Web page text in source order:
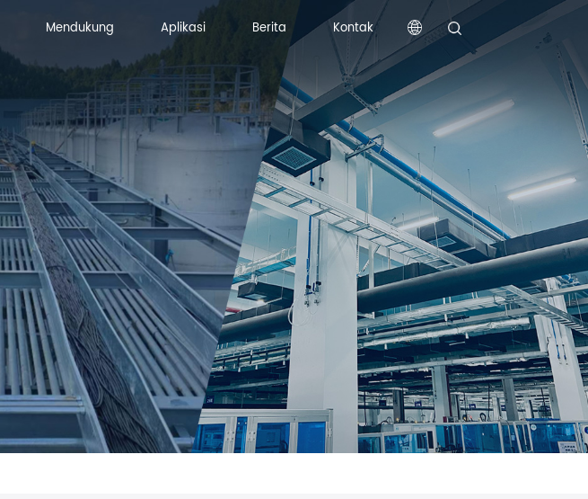
Mendukung
Mendukung
Aplikasi
Aplikasi
Berita
Berita
Kontak
Kontak